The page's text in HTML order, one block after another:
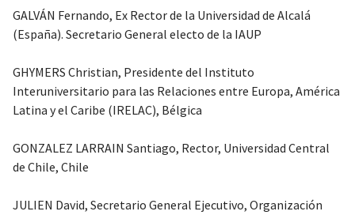
GALVÁN Fernando, Ex Rector de la Universidad de Alcalá
(España). Secretario General electo de la IAUP
GHYMERS Christian, Presidente del Instituto
Interuniversitario para las Relaciones entre Europa, América
Latina y el Caribe (IRELAC), Bélgica
GONZALEZ LARRAIN Santiago, Rector, Universidad Central
de Chile, Chile
JULIEN David, Secretario General Ejecutivo, Organización